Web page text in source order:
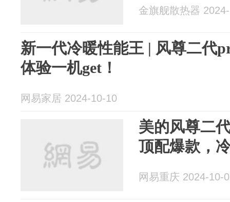
金旗舰散热器
新一代冷暖性能王 | 风尊二代
体验一机get！
网易家居 2024-10-10
美的风尊二
顶配爆款，
网易重庆 2024-10-